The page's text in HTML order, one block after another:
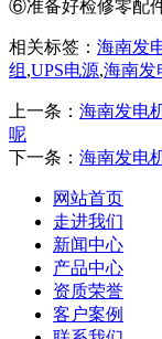
⑥准备好检修零配
相关标签： 海南发
组 ,UPS电源,海南发
上一条： 海南发电
呢
下一条： 海南发电
网站首页
走进我们
新闻中心
产品中心
资质荣誉
客户案例